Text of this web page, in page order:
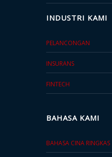
INDUSTRI KAMI
PELANCONGAN
INSURANS
FINTECH
BAHASA KAMI
BAHASA CINA RINGKAS